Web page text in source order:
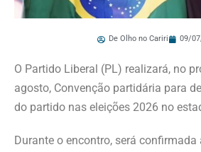
De Olho no Cariri 09/
O Partido Liberal (PL) realizará, no
agosto, Convenção partidária para
do partido nas eleições 2026 no
Durante o encontro, será